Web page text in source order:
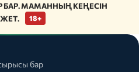
БАР. МАМАННЫҢ КЕҢЕСІН
18+
бар